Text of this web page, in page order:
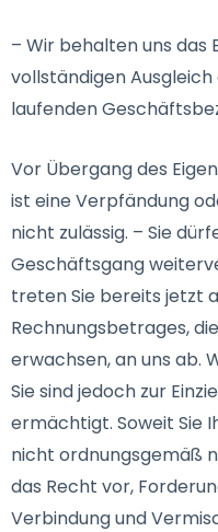
– Wir behalten uns das
vollständigen
laufenden
Vor Übergang des
ist eine Verpfändung
nicht zulässig. – Sie
Geschäftsgang
treten Sie bereits jetzt
Rechnungsbetrages,
erwachsen, an uns ab.
Sie sind jedoch zur
ermächtigt. Soweit Sie
nicht ordnungsgemäß
das Recht vor,
Verbindung und